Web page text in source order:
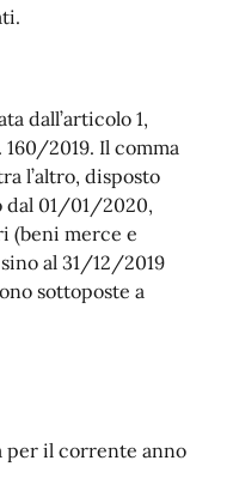
dall’articolo 1,
160/2019. Il comma
l’altro, disposto
dal 01/01/2020,
(beni merce e
al 31/12/2019
sottoposte a
per il corrente anno